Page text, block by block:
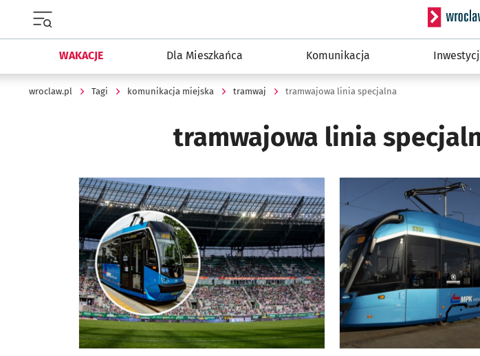
WAKACJE Dla Mieszkańca Komunikacja
wroclaw.pl Tagi komunikacja miejska tramwaj tramwajowa linia specjalna
tramwajowa linia